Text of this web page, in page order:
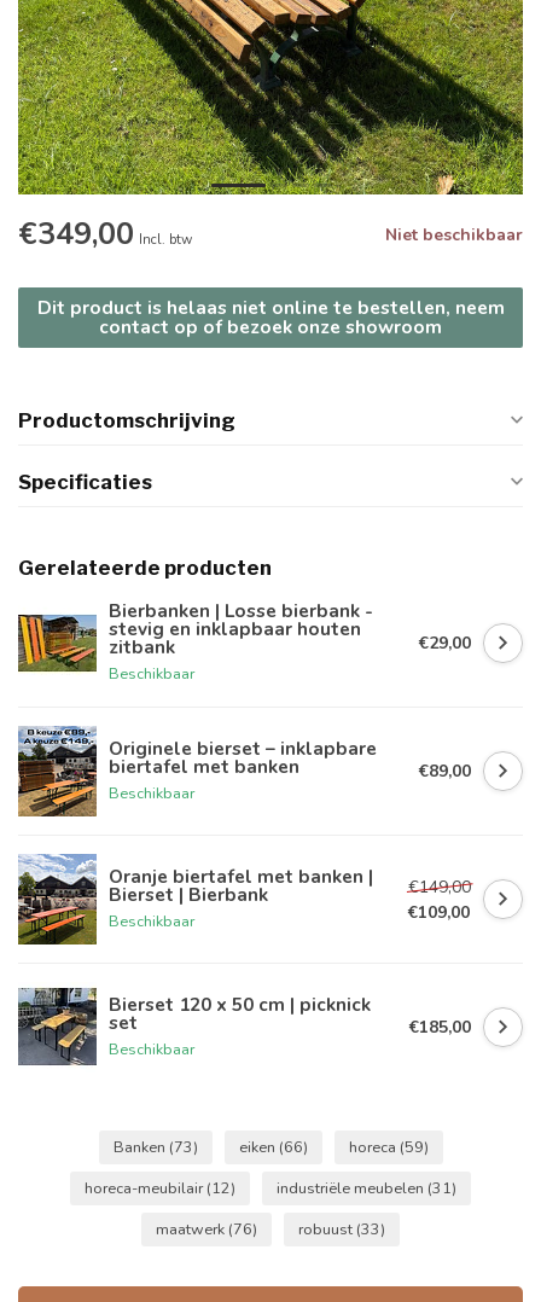
€349,00 Incl. btw Niet beschikbaar
Dit product is helaas niet online te bestellen, neem
contact op of bezoek onze showroom
Productomschrijving
Specificaties
Gerelateerde producten
Bierbanken | Losse bierbank -
stevig en inklapbaar houten
zitbank
Beschikbaar
€29,00
Originele bierset – inklapbare
biertafel met banken
Beschikbaar
€89,00
Oranje biertafel met banken |
Bierset | Bierbank
Beschikbaar
€149,00
€109,00
Bierset 120 x 50 cm | picknick
set
Beschikbaar
€185,00
Banken (73) eiken (66) horeca (59)
horeca-meubilair(12) industriële meubelen (31)
maatwerk (76) robuust (33)